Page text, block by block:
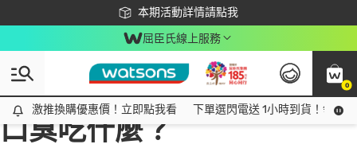
本期活動詳情請點我
下載app最高回饋$350
屈臣氏線上服務
0
激推換購優惠價！立即點我看
激推換購優惠價！立即點我看 下單選閃電送 1小時到貨！領神
All
話題趨勢
口臭吃什麼？